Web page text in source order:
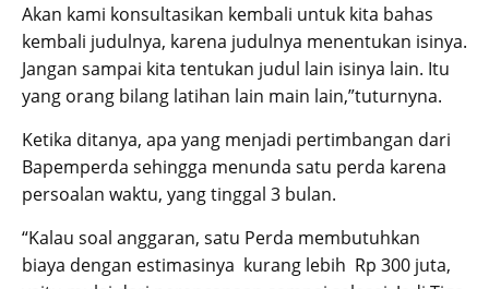
Akan kami konsultasikan kembali untuk kita bahas
kembali judulnya, karena judulnya menentukan isinya.
Jangan sampai kita tentukan judul lain isinya lain. Itu
yang orang bilang latihan lain main lain,”tuturnyna.
Ketika ditanya, apa yang menjadi pertimbangan dari
Bapemperda sehingga menunda satu perda karena
persoalan waktu, yang tinggal 3 bulan.
“Kalau soal anggaran, satu Perda membutuhkan
biaya dengan estimasinya kurang lebih Rp 300 juta,